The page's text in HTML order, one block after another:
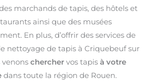
marchands de tapis, des hôtels et
ainsi que des musées
En plus, d’offrir des services de
nettoyage de tapis à Criquebeuf sur
venons chercher vos tapis à votre
dans toute la région de Rouen.